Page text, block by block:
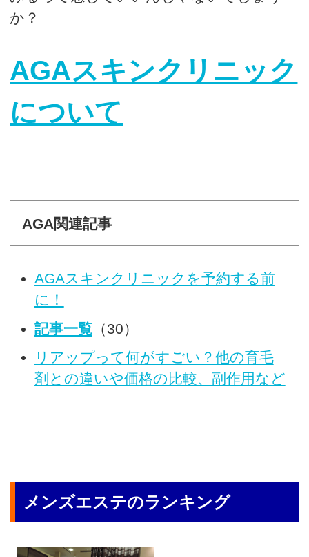
か？
AGAスキンクリニック
について
AGA関連記事
AGAスキンクリニックを予約する前
に！
記事一覧（30）
リアップって何がすごい？他の育毛
剤との違いや価格の比較、副作用など
メンズエステのランキング